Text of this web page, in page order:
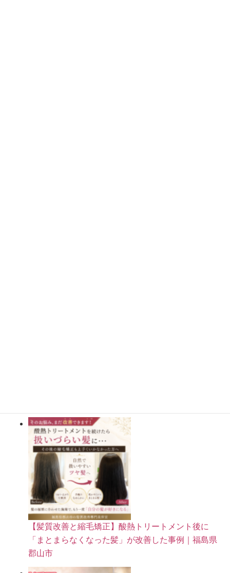
【髪質改善と縮毛矯正】酸熱トリートメント後に
「まとまらなくなった髪」が改善した事例｜福島県
郡山市